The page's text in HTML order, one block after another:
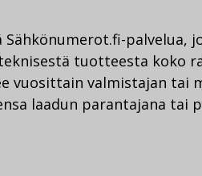
Sähkönumerot.fi-palvelua,
tuotteesta koko
vuosittain valmistajan tai
laadun parantajana tai